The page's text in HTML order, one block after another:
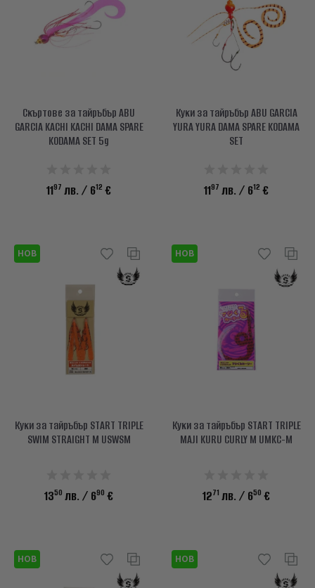
info@waves.bg
Скъртове за тайръбър ABU
GARCIA KACHI KACHI DAMA SPARE
KODAMA SET 5g
1197 лв. / 612 €
Куки за тайръбър ABU GARCIA
YURA YURA DAMA SPARE KODAMA
SET
1197 лв. / 612 €
НОВ
Куки за тайръбър START TRIPLE
SWIM STRAIGHT M USWSM
1350 лв. / 690 €
НОВ
Куки за тайръбър START TRIPLE
MAJI KURU CURLY M UMKC-M
1271 лв. / 650 €
НОВ НОВ